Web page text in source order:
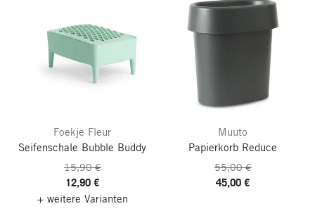
Foekje Fleur
Seifenschale Bubble Buddy
15,90 €
12,90 €
+ weitere Varianten
Muuto
Papierkorb Reduce
55,00 €
45,00 €